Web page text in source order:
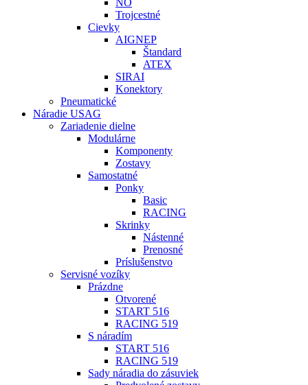
NO
Trojcestné
Cievky
AIGNEP
Štandard
ATEX
SIRAI
Konektory
Pneumatické
Náradie USAG
Zariadenie dielne
Modulárne
Komponenty
Zostavy
Samostatné
Ponky
Basic
RACING
Skrinky
Nástenné
Prenosné
Príslušenstvo
Servisné vozíky
Prázdne
Otvorené
START 516
RACING 519
S náradím
START 516
RACING 519
Sady náradia do zásuviek